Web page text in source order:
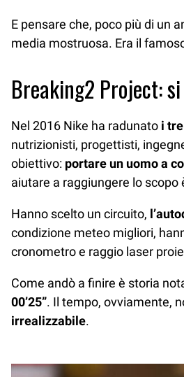
E pensare che, poco più di un
media mostruosa. Era il
Breaking2 Project:
Nel 2016 Nike ha radunato i
nutrizionisti, progettisti,
obiettivo: portare un uomo a
aiutare a raggiungere lo
Hanno scelto un circuito,
condizione meteo migliori,
cronometro e raggio laser
Come andò a finire è storia
00’25”. Il tempo, ovviamente,
irrealizzabile.